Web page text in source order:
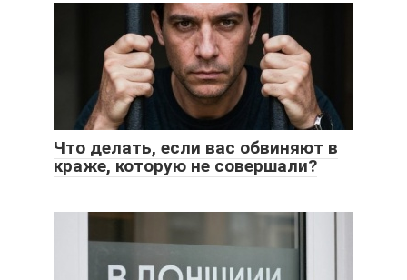
Что делать, если вас обвиняют в
краже, которую не совершали?